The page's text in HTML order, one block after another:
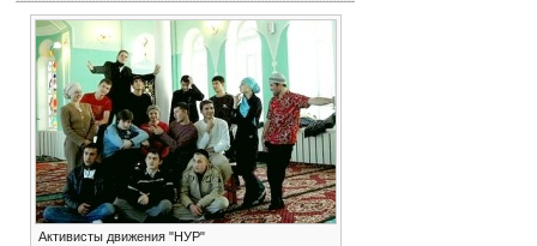
Активисты движения "НУР"